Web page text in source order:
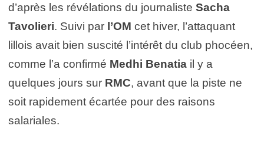
d’après les révélations du journaliste Sacha
Tavolieri. Suivi par l’OM cet hiver, l’attaquant
lillois avait bien suscité l’intérêt du club phocéen,
comme l’a confirmé Medhi Benatia il y a
quelques jours sur RMC, avant que la piste ne
soit rapidement écartée pour des raisons
salariales.